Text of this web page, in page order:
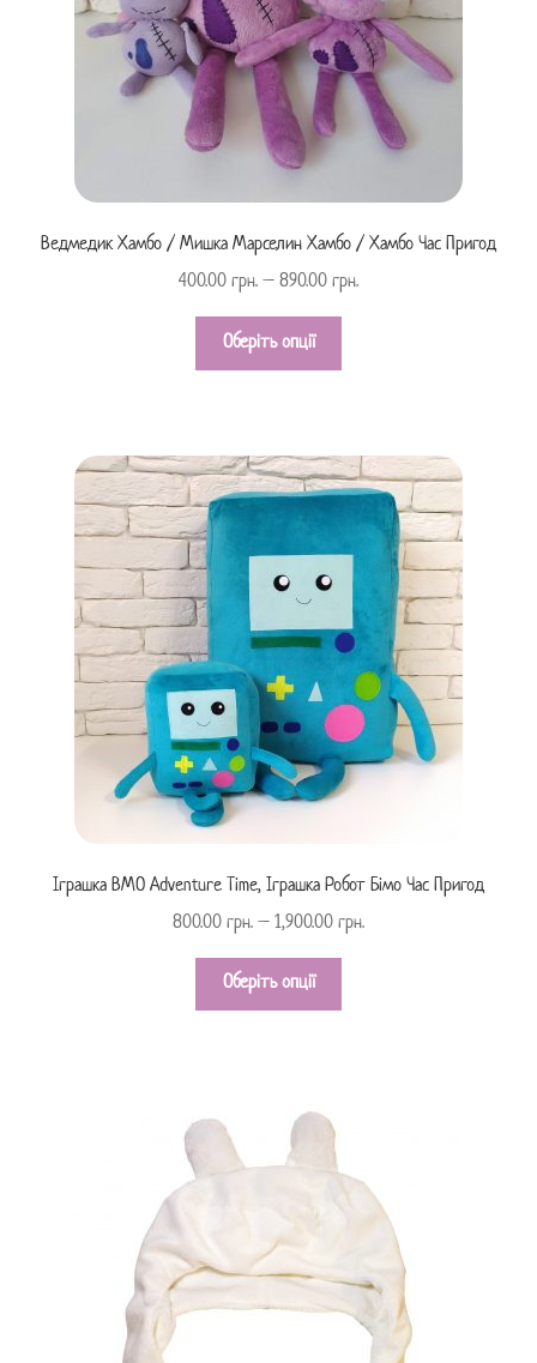
Ведмедик Хамбо / Мишка Марселин Хамбо / Хамбо Час Пригод
400.00 грн. – 890.00 грн.
Оберіть опції
Іграшка BMO Adventure Time, Іграшка Робот Бімо Час Пригод
800.00 грн. – 1,900.00 грн.
Оберіть опції